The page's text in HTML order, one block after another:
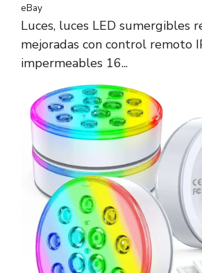
eBay
Luces, luces LED sumergibles
mejoradas con control remoto
impermeables 16...